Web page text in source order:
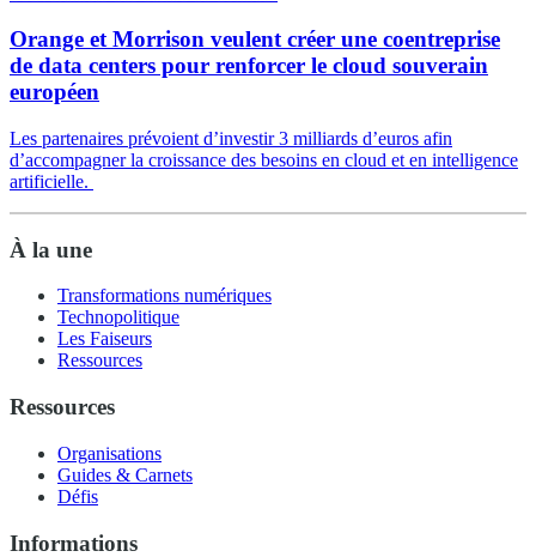
Orange et Morrison veulent créer une coentreprise
de data centers pour renforcer le cloud souverain
européen
Les partenaires prévoient d’investir 3 milliards d’euros afin
d’accompagner la croissance des besoins en cloud et en intelligence
artificielle.
À la une
Transformations numériques
Technopolitique
Les Faiseurs
Ressources
Ressources
Organisations
Guides & Carnets
Défis
Informations